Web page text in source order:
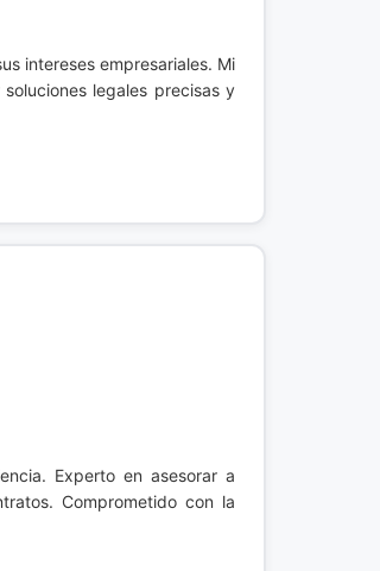
intereses empresariales. Mi
legales precisas y
Experto en asesorar a
Comprometido con la